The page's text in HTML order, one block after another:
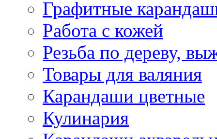
Графитные
Работа с кожей
Резьба по дереву,
Товары для валяния
Карандаши цветные
Кулинария